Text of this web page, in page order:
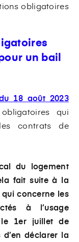
obligatoires
un bail
18 août 2023
qui
contrats de
du logement
fait suite à la
concerne les
à l’usage
1er juillet de
déclarer la